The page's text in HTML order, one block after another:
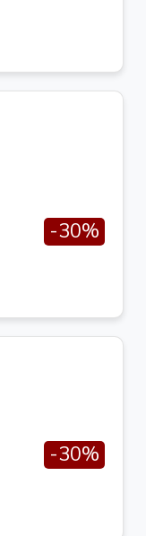
-30%
-30%